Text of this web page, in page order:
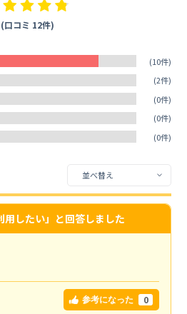
(口コミ 12件)
(10件)
(2件)
(0件)
(0件)
(0件)
用したい」と回答しました
参考になった 0